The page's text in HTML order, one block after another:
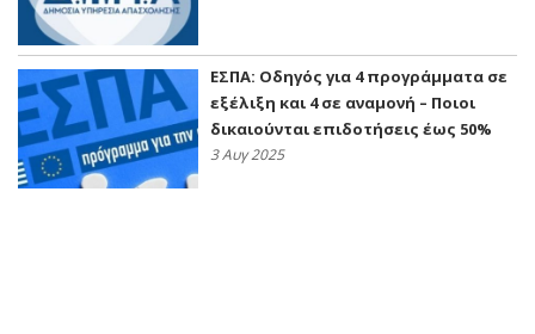
ΕΣΠΑ: Οδηγός για 4 προγράμματα σε
εξέλιξη και 4 σε αναμονή – Ποιοι
δικαιούνται επιδοτήσεις έως 50%
3 Αυγ 2025